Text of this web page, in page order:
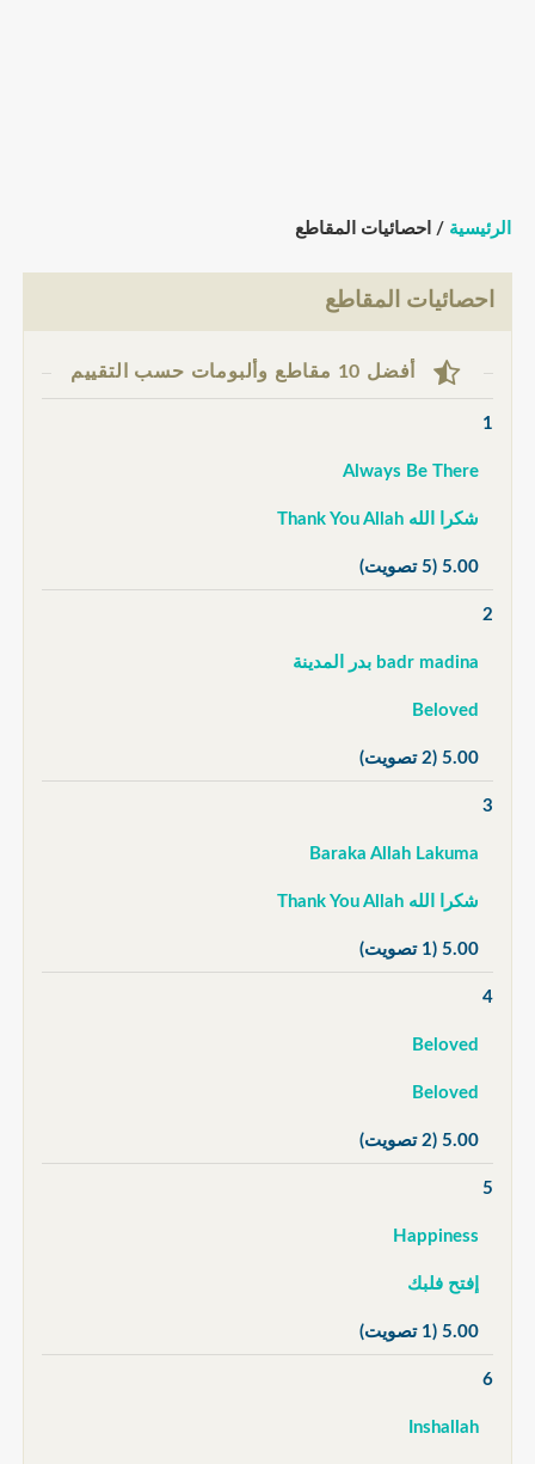
الرئيسية / احصائيات المقاطع
احصائيات المقاطع
أفضل 10 مقاطع وألبومات حسب التقييم
1
Always Be There
شكرا الله Thank You Allah
5.00 (5 تصويت)
2
badr madina بدر المدينة
Beloved
5.00 (2 تصويت)
3
Baraka Allah Lakuma
شكرا الله Thank You Allah
5.00 (1 تصويت)
4
Beloved
Beloved
5.00 (2 تصويت)
5
Happiness
إفتح فلبك
5.00 (1 تصويت)
6
Inshallah